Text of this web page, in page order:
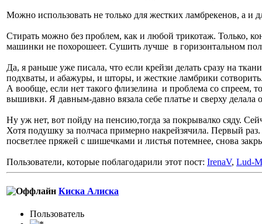
Можно использовать не только для жестких ламбрекенов, а и
Стирать можно без проблем, как и любой трикотаж. Только,
машинки не похорошеет. Сушить лучше в горизонтальном
Да, я раньше уже писала, что если крейзи делать сразу на
подхваты, и абажуры, и шторы, и жесткие ламбрики
А вообще, если нет такого флизелина и проблема со спреем,
вышивки. Я давным-давно вязала себе платье и сверху
Ну уж нет, вот пойду на пенсию,тогда за покрывалко сяду.
Хотя подушку за полчаса примерно накрейзячила. Первый
посветлее пряжей с шишечками и листья потемнее, снова
Пользователи, которые поблагодарили этот пост: IrenaV, Lud-
Киска Алиска
Пользовaтeль